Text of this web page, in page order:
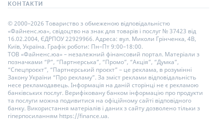
КОНТАКТИ
© 2000–2026 Товариство з обмеженою відповідальністю
«Файненс.юа», свідоцтво на знак для товарів і послуг № 37423 від
16.02.2004, ЄДРПОУ 22929966. Адреса: вул. Миколи Грінченка, 4В,
Київ, Україна. Графік роботи: Пн–Пт 9:00–18:00.
ТОВ «Файненс.юа» – незалежний фінансовий портал. Матеріали з
позначками “Р”, “Партнерська”, “Промо”, “Акція”, “Думка”,
“Спецпроєкт”, “Партнерський проєкт” – це реклама, в розумінні
Закону України “Про рекламу”. За зміст реклами відповідальність
несе рекламодавець. Інформація на даній сторінці не є рекламою
банківських послуг. Верифіковану банком інформацію про продукти
та послуги можна подивитися на офіційному сайті відповідного
банку. Використання матеріалів і даних з сайту дозволено тільки з
гіперпосиланням https://finance.ua.